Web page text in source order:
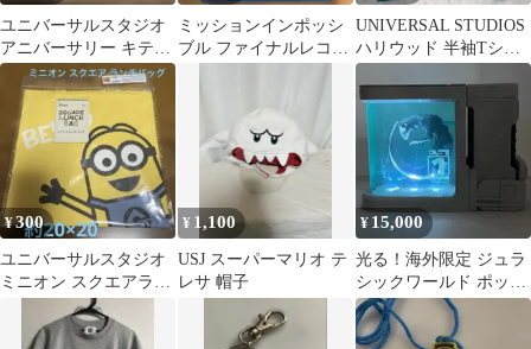
ユニバーサルスタジオ
アニバーサリー キティ
スヌーピー エルモ コラ
ミッションインポッシ
ブル ファイナルレコニ
UNIVERSAL STUDIOS
ハリウッド 半袖Tシャ
ツ エメラルド XL
¥300
ユニバーサルスタジオ
ミニオン スクエアラン
チバッグ(20×20)
¥ 1,100
USJ スーパーマリオ テ
レサ 帽子
¥ 15,000
光る！海外限定 ジュラ
シックワールド ポップ
コーンバケット ドリン
ク 新品未使用